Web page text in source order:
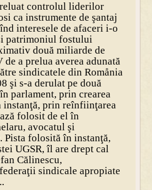
controlul liderilor
ca instrumente de şantaj
interesele de afaceri i-o
patrimoniul fostului
două miliarde de
a prelua averea adunată
sindicatele din Romånia
şi s-a derulat pe două
parlament, prin crearea
prin reînfiinţarea
folosit de el în
avocatul şi
Pista folosită în instanţă,
UGSR, îl are drept cal
Călinescu,
sindicale apropiate